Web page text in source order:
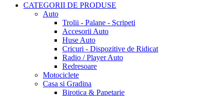
CATEGORII DE PRODUSE
Auto
Trolii - Palane - Scripeti
Accesorii Auto
Huse Auto
Cricuri - Dispozitive de Ridicat
Radio / Player Auto
Redresoare
Motociclete
Casa si Gradina
Birotica & Papetarie